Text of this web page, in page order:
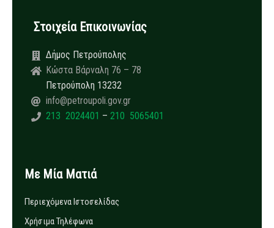
Στοιχεία Επικοινωνίας
Δήμος Πετρούπολης
Κώστα Βάρναλη 76 – 78
Πετρούπολη 13232
info@petroupoli.gov.gr
213 2024401 – 210 5065401
Με Μία Ματιά
Περιεχόμενα Ιστοσελίδας
Χρήσιμα Τηλέφωνα